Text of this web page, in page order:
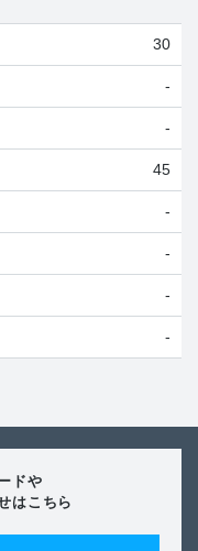
30
-
-
45
-
-
-
-
ドや
はこちら